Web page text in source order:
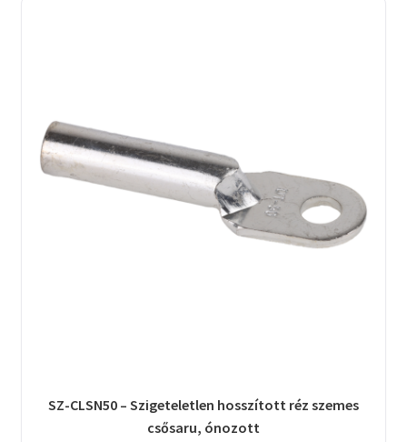
SZ-CLSN50 – Szigeteletlen hosszított réz szemes
csősaru, ónozott